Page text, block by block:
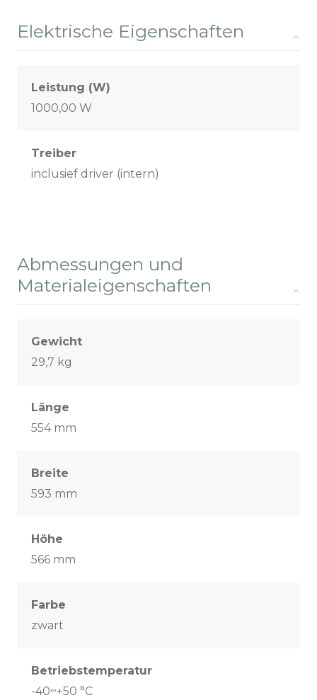
Elektrische Eigenschaften
Leistung (W)
1000,00 W
Treiber
inclusief driver (intern)
Abmessungen und
Materialeigenschaften
Gewicht
29,7 kg
Länge
554 mm
Breite
593 mm
Höhe
566 mm
Farbe
zwart
Betriebstemperatur
-40~+50 °C